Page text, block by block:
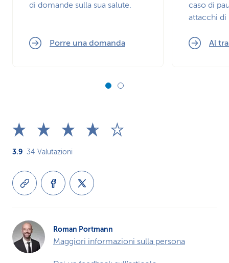
di domande sulla sua salute.
Porre una domanda
caso di
attacchi di
Al
3.9 34 Valutazioni
Roman Portmann
Maggiori informazioni sulla persona